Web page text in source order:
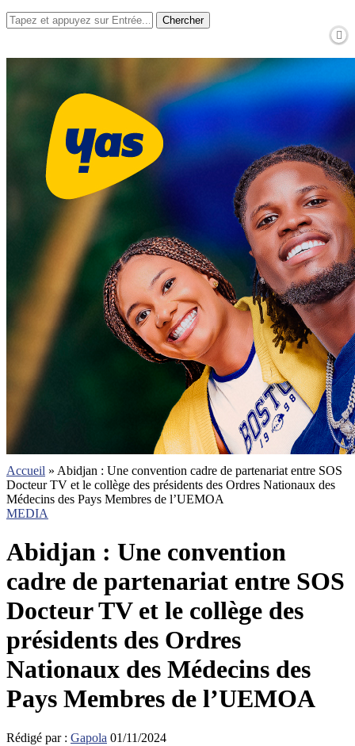
Chercher
Accueil » Abidjan : Une convention cadre de partenariat entre SOS
Docteur TV et le collège des présidents des Ordres Nationaux des
Médecins des Pays Membres de l’UEMOA
MEDIA
Abidjan : Une convention
cadre de partenariat entre SOS
Docteur TV et le collège des
présidents des Ordres
Nationaux des Médecins des
Pays Membres de l’UEMOA
Rédigé par : Gapola 01/11/2024